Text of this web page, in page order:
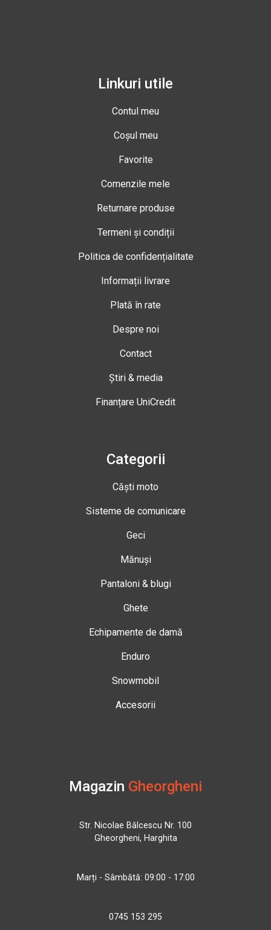
Linkuri utile
Contul meu
Coșul meu
Favorite
Comenzile mele
Returnare produse
Termeni și condiții
Politica de confidențialitate
Informații livrare
Plată în rate
Despre noi
Contact
Știri & media
Finanțare UniCredit
Categorii
Căști moto
Sisteme de comunicare
Geci
Mănuși
Pantaloni & blugi
Ghete
Echipamente de damă
Enduro
Snowmobil
Accesorii
Magazin Gheorgheni
Str. Nicolae Bălcescu Nr. 100
Gheorgheni, Harghita
Marți - Sâmbătă: 09:00 - 17:00
0745 153 295